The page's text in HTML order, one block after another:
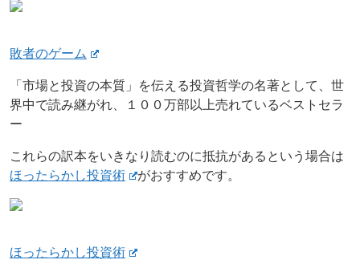
敗者のゲーム
「市場と投資の本質」を伝える投資哲学の名著として、世
界中で読み継がれ、１００万部以上売れているベストセラ
ー
これらの訳本をいきなり読むのに抵抗があるという場合は
ほったらかし投資術
がおすすめです。
ほったらかし投資術